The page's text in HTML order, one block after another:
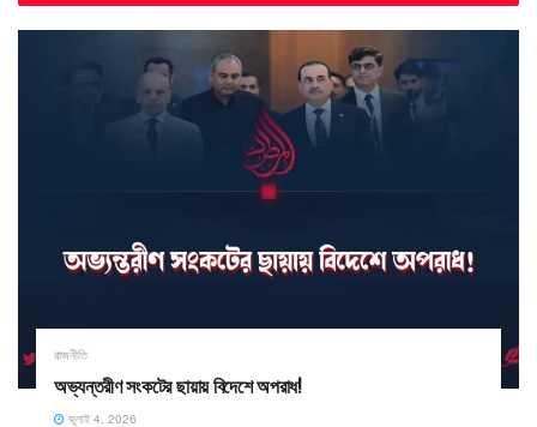
রাজনীতি
অভ্যন্তরীণ সংকটের ছায়ায় বিদেশে অপরাধ!
জুলাই 4, 2026